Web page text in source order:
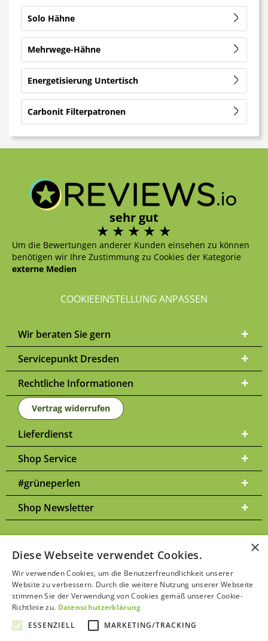
Solo Hähne
Mehrwege-Hähne
Energetisierung Untertisch
Carbonit Filterpatronen
sehr gut
Um die Bewertungen anderer Kunden einsehen zu können
benötigen wir Ihre Zustimmung zu Cookies der Kategorie
externe Medien
COOKIEEINSTELLUNG ANPASSEN
Wir beraten Sie gern
Servicepunkt Dresden
Rechtliche Informationen
Vertrag widerrufen
Lieferdienst
Shop Service
#grüneperlen
Shop Newsletter
* Alle Preise inkl. gesetzl. Mehrwertsteuer zzgl. Versandkosten
ggf. Nachnahmegebühren, wenn nicht anders beschrieben | Bitte
beachten Sie unsereDatenschutzerklärung
×
Diese Webseite verwendet Cookies.
Wir verwenden Cookies, um die Benutzerfreundlichkeit unserer
Website zu verbessern. Durch die weitere Nutzung unserer Webseite
stimmen Sie der Verwendung von Cookies gemäß unserer Cookie-
Richtlinie zu. Datenschutzerklärung
ESSENZIELL
MARKETING/TRACKING